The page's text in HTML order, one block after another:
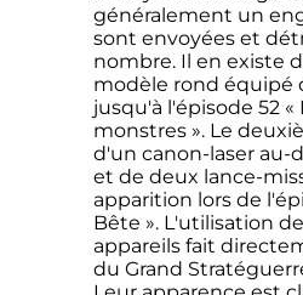
généralement un
sont envoyées et
nombre. Il en existe
modèle rond équipé
jusqu'à l'épisode 52 «
monstres ». Le
d'un canon-laser au-
et de deux lance-
apparition lors de
Bête ». L'utilisation
appareils fait
du Grand